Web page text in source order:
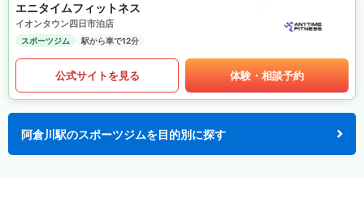
エニタイムフィットネス
イオンタウン四日市泊店
スポーツジム 駅から車で12分
公式サイトを見る 体験・相談予約
阿倉川駅のスポーツジムを目的別に探す